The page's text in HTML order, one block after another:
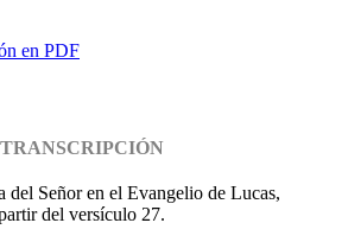
en PDF
TRANSCRIPCIÓN
del Señor en el Evangelio de Lucas,
del versículo 27.